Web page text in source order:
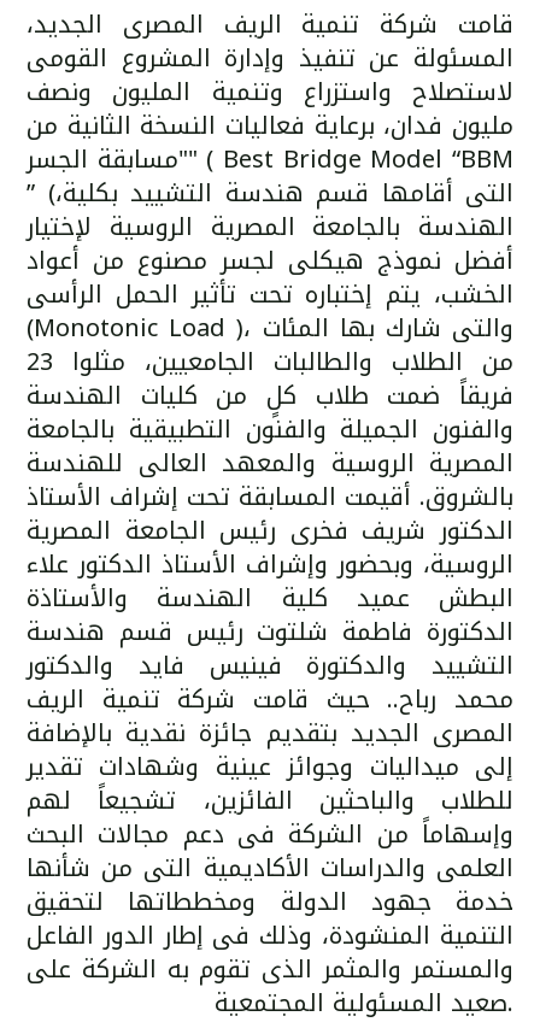
قامت شركة تنمية الريف المصرى الجديد،
المسئولة عن تنفيذ وإدارة المشروع القومى
لاستصلاح واستزراع وتنمية المليون ونصف
مليون فدان، برعاية فعاليات النسخة الثانية من
"مسابقة الجسر" ( Best Bridge Model “BBM
” (،التى أقامها قسم هندسة التشييد بكلية
الهندسة بالجامعة المصرية الروسية لإختيار
أفضل نموذج هيكلى لجسر مصنوع من أعواد
الخشب، يتم إختباره تحت تأثير الحمل الرأسى
(Monotonic Load )، والتى شارك بها المئات
من الطلاب والطالبات الجامعيين، مثلوا 23
فريقاً ضمت طلاب كلٍ من كليات الهندسة
والفنون الجميلة والفنون التطبيقية بالجامعة
المصرية الروسية والمعهد العالى للهندسة
بالشروق. أقيمت المسابقة تحت إشراف الأستاذ
الدكتور شريف فخرى رئيس الجامعة المصرية
الروسية، وبحضور وإشراف الأستاذ الدكتور علاء
البطش عميد كلية الهندسة والأستاذة
الدكتورة فاطمة شلتوت رئيس قسم هندسة
التشييد والدكتورة فينيس فايد والدكتور
محمد رباح.. حيث قامت شركة تنمية الريف
المصرى الجديد بتقديم جائزة نقدية بالإضافة
إلى ميداليات وجوائز عينية وشهادات تقدير
للطلاب والباحثين الفائزين، تشجيعاً لهم
وإسهاماً من الشركة فى دعم مجالات البحث
العلمى والدراسات الأكاديمية التى من شأنها
خدمة جهود الدولة ومخططاتها لتحقيق
التنمية المنشودة، وذلك فى إطار الدور الفاعل
والمستمر والمثمر الذى تقوم به الشركة على
صعيد المسئولية المجتمعية.